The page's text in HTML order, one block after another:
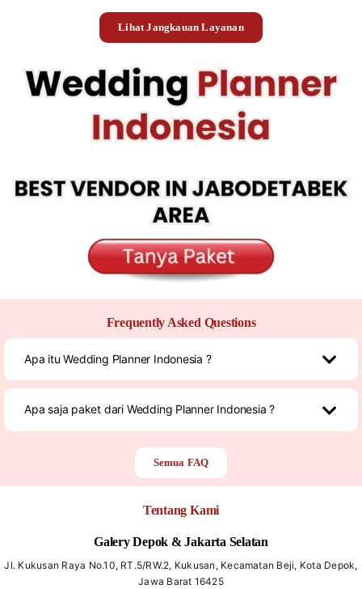
Lihat Jangkauan Layanan
Frequently Asked Questions
Apa itu Wedding Planner Indonesia ?
Apa saja paket dari Wedding Planner Indonesia ?
Semua FAQ
Tentang Kami
Galery Depok & Jakarta Selatan
Jl. Kukusan Raya No.10, RT.5/RW.2, Kukusan, Kecamatan Beji, Kota Depok,
Jawa Barat 16425